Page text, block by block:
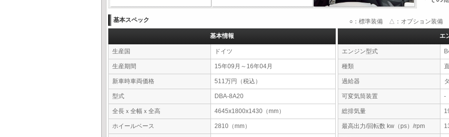
基本スペック ○：標準装備 △：オプション装備 -
基本情報
生産国 ドイツ
生産期間 15年09月～16年04月
新車時車両価格 511万円（税込）
型式 DBA-8A20
全長ｘ全幅ｘ全高 4645x1800x1430（mm）
ホイールベース 2810（mm）
エ
エンジン型式
種類
過給器
可変気筒装置 -
総排気量
最高出力/回転数 kw（ps）/rpm